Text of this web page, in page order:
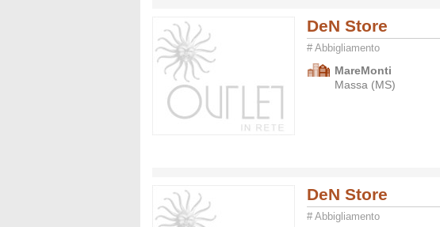
DeN Store
# Abbigliamento
MareMonti
Massa (MS)
DeN Store
# Abbigliamento